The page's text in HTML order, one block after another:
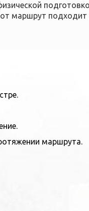
маршрут
маршрута.